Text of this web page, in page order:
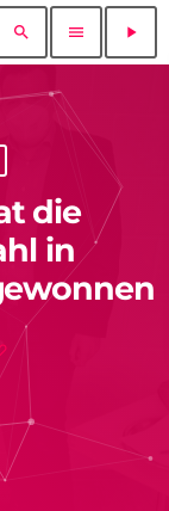
search menu play_arrow
die
in